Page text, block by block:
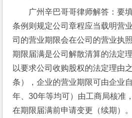
广州辛巴哥哥律师解答：要
条例则规定公司章程应当载明营
司的营业期限会在公司的营业执
期限届满是公司解散清算的法定
以要求公司收购股权的法定理由
条），企业的营业期限可由企业
年、30年等均可）由工商局核准
在期限届满前申请变更（续期）。